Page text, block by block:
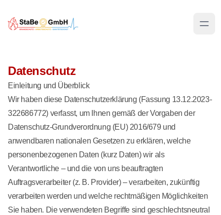
Datenschutz
Einleitung und Überblick
Wir haben diese Datenschutzerklärung (Fassung 13.12.2023-
322686772) verfasst, um Ihnen gemäß der Vorgaben der
Datenschutz-Grundverordnung (EU) 2016/679 und
anwendbaren nationalen Gesetzen zu erklären, welche
personenbezogenen Daten (kurz Daten) wir als
Verantwortliche – und die von uns beauftragten
Auftragsverarbeiter (z. B. Provider) – verarbeiten, zukünftig
verarbeiten werden und welche rechtmäßigen Möglichkeiten
Sie haben. Die verwendeten Begriffe sind geschlechtsneutral